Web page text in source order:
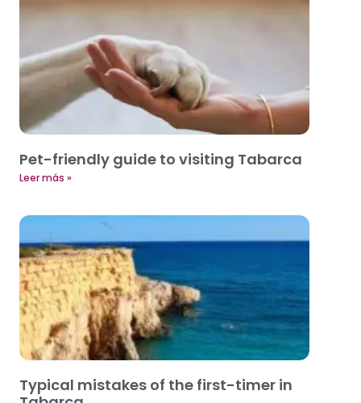
Pet-friendly guide to visiting Tabarca
Leer más »
Typical mistakes of the first-timer in